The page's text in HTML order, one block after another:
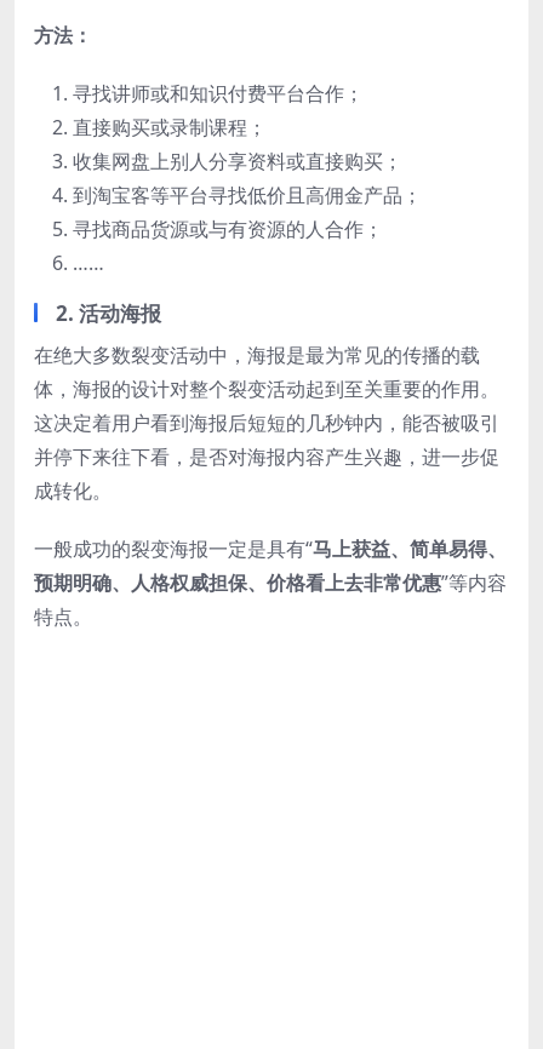
方法：
寻找讲师或和知识付费平台合作；
直接购买或录制课程；
收集网盘上别人分享资料或直接购买；
到淘宝客等平台寻找低价且高佣金产品；
寻找商品货源或与有资源的人合作；
……
2. 活动海报
在绝大多数裂变活动中，海报是最为常见的传播的载
体，海报的设计对整个裂变活动起到至关重要的作用。
这决定着用户看到海报后短短的几秒钟内，能否被吸引
并停下来往下看，是否对海报内容产生兴趣，进一步促
成转化。
一般成功的裂变海报一定是具有“马上获益、简单易得、
预期明确、人格权威担保、价格看上去非常优惠”等内容
特点。